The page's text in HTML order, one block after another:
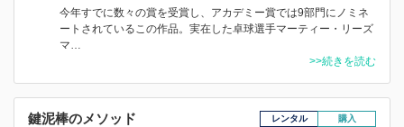
今年すでに数々の賞を受賞し、アカデミー賞では9部門にノミネ
ートされているこの作品。実在した卓球選手マーティー・リーズ
マ…
>>続きを読む
鍵泥棒のメソッド レンタル 購入